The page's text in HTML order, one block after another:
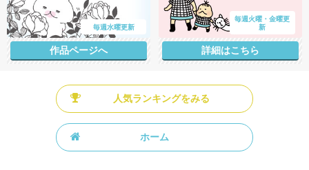
毎週水曜更新
作品ページへ
毎週火曜・金曜更
新
詳細はこちら
人気ランキングをみる
ホーム